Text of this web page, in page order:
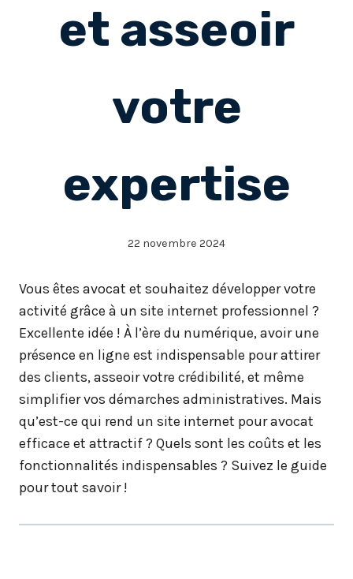
et asseoir
votre
expertise
22 novembre 2024
Vous êtes avocat et souhaitez développer votre
activité grâce à un site internet professionnel ?
Excellente idée ! À l’ère du numérique, avoir une
présence en ligne est indispensable pour attirer
des clients, asseoir votre crédibilité, et même
simplifier vos démarches administratives. Mais
qu’est-ce qui rend un site internet pour avocat
efficace et attractif ? Quels sont les coûts et les
fonctionnalités indispensables ? Suivez le guide
pour tout savoir !